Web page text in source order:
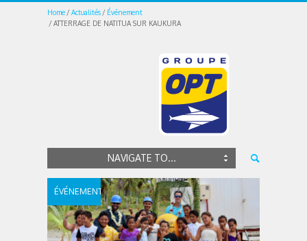
Home Actualités
Événement
ATTERRAGE DE NATITUA SUR KAUKURA
NAVIGATE TO...
ÉVÉNEMENT